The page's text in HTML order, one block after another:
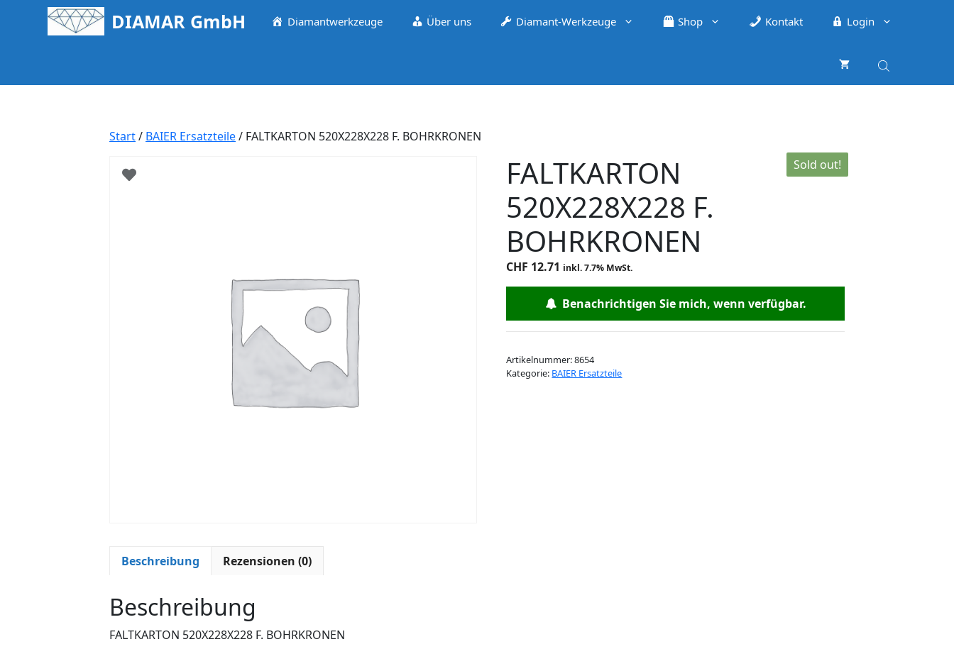
DIAMAR GmbH Diamantwerkzeuge Über uns Diamant-Werkzeuge Shop Kontakt Login
Start/ BAIER Ersatzteile/ FALTKARTON 520X228X228 F. BOHRKRONEN
Sold out!
FALTKARTON
520X228X228 F.
BOHRKRONEN
CHF 12.71 inkl. 7.7% MwSt.
Benachrichtigen Sie mich, wenn verfügbar.
Artikelnummer:8654
Kategorie: BAIER Ersatzteile
Beschreibung Rezensionen (0)
Beschreibung
FALTKARTON 520X228X228 F. BOHRKRONEN